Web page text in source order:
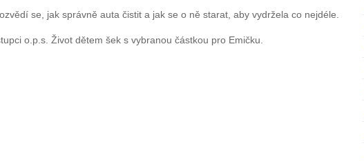
se, jak správně auta čistit a jak se o ně starat, aby vydržela co nejdéle.
o.p.s. Život dětem šek s vybranou částkou pro Emičku.